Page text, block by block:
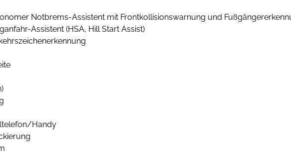
Notbrems-Assistent mit Frontkollisionswarnung und
Assistent (HSA, Hill Start Assist)
Handy